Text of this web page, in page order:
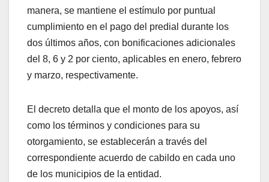
manera, se mantiene el estímulo por puntual
cumplimiento en el pago del predial durante los
dos últimos años, con bonificaciones adicionales
del 8, 6 y 2 por ciento, aplicables en enero, febrero
y marzo, respectivamente.
El decreto detalla que el monto de los apoyos, así
como los términos y condiciones para su
otorgamiento, se establecerán a través del
correspondiente acuerdo de cabildo en cada uno
de los municipios de la entidad.